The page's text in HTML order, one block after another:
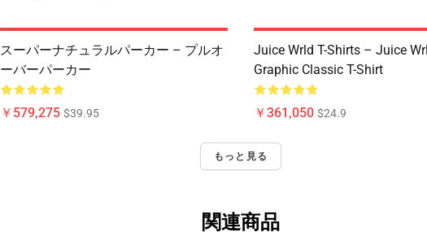
スーパーナチュラルパーカー – プルオ
ーバーパーカー
￥579,275 $39.95
Juice Wrld T-Shirts – Juice
Graphic Classic T-Shirt
￥361,050 $24.9
もっと見る
関連商品